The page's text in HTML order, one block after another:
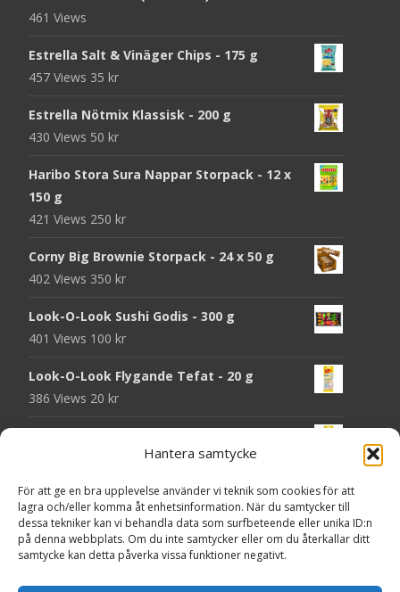
Hantera samtycke
För att ge en bra upplevelse använder vi teknik som cookies för att
lagra och/eller komma åt enhetsinformation. När du samtycker till
dessa tekniker kan vi behandla data som surfbeteende eller unika ID:n
på denna webbplats. Om du inte samtycker eller om du återkallar ditt
samtycke kan detta påverka vissa funktioner negativt.
461 Views
Estrella Salt & Vinäger Chips - 175 g
457 Views 35 kr
Estrella Nötmix Klassisk - 200 g
430 Views 50 kr
Haribo Stora Sura Nappar Storpack - 12 x
150 g
421 Views 250 kr
Corny Big Brownie Storpack - 24 x 50 g
402 Views 350 kr
Look-O-Look Sushi Godis - 300 g
401 Views 100 kr
Look-O-Look Flygande Tefat - 20 g
386 Views 20 kr
Haribo Starmix - 170 g
378 Views25kr
Godsaker "Till mitt hjärta" - Majas lyktor/